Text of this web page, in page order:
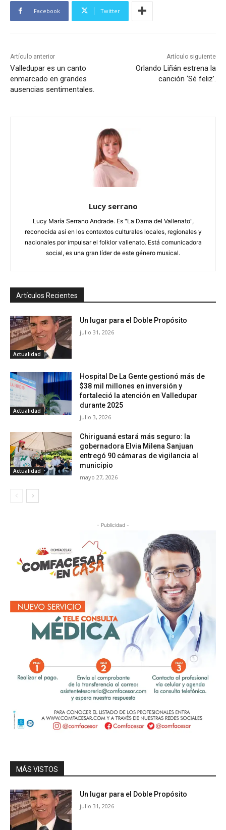
Facebook Twitter
Artículo anterior
Valledupar es un canto
enmarcado en grandes
ausencias sentimentales.
Artículo siguiente
Orlando Liñán estrena la
canción ‘Sé feliz’.
Lucy serrano
Lucy María Serrano Andrade. Es "La Dama del Vallenato",
reconocida así en los contextos culturales locales, regionales y
nacionales por impulsar el folklor vallenato. Está comunicadora
social, es una gran líder de este género musical.
Artículos Recientes
Actualidad
Un lugar para el Doble Propósito
julio 31, 2026
Actualidad
Hospital De La Gente gestionó más de
$38 mil millones en inversión y
fortaleció la atención en Valledupar
durante 2025
julio 3, 2026
Actualidad
Chiriguaná estará más seguro: la
gobernadora Elvia Milena Sanjuan
entregó 90 cámaras de vigilancia al
municipio
mayo 27, 2026
- Publicidad -
MÁS VISTOS
Un lugar para el Doble Propósito
julio 31, 2026